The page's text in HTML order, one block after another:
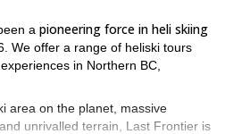
a pioneering force in heli skiing
We offer a range of heliski tours
in Northern BC,
area on the planet, massive
unrivalled terrain, Last Frontier is